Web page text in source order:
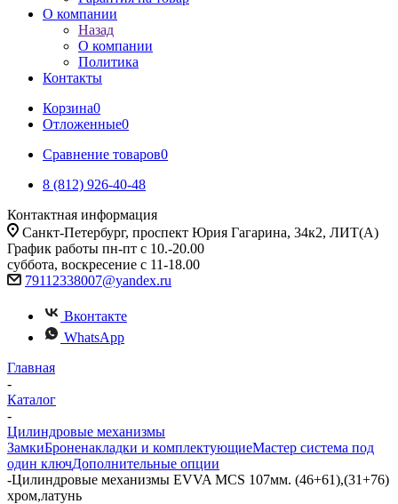
О компании
Назад
О компании
Политика
Контакты
Корзина0
Отложенные0
Сравнение товаров0
8 (812) 926-40-48
Контактная информация
Санкт-Петербург, проспект Юрия Гагарина, 34к2, ЛИТ(А)
График работы пн-пт с 10.-20.00
суббота, воскресение с 11-18.00
79112338007@yandex.ru
Вконтакте
WhatsApp
Главная
-
Каталог
-
Цилиндровые механизмы
ЗамкиБроненакладки и комплектующиеМастер система под
один ключДополнительные опции
-Цилиндровые механизмы EVVA MCS 107мм. (46+61),(31+76)
хром,латунь